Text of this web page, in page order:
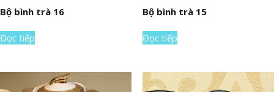
Bộ bình trà 16
Đọc tiếp
Bộ bình trà 15
Đọc tiếp